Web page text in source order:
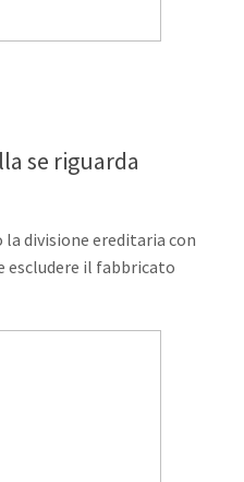
se riguarda
la divisione ereditaria con
escludere il fabbricato